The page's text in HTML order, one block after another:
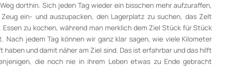
dorthin. Sich jeden Tag wieder ein bisschen mehr aufzuraffen,
ein- und auszupacken, den Lagerplatz zu suchen, das Zelt
Essen zu kochen, während man merklich dem Ziel Stück für Stück
Nach jedem Tag können wir ganz klar sagen, wie viele Kilometer
haben und damit näher am Ziel sind. Das ist erfahrbar und das hilft
die noch nie in ihrem Leben etwas zu Ende gebracht